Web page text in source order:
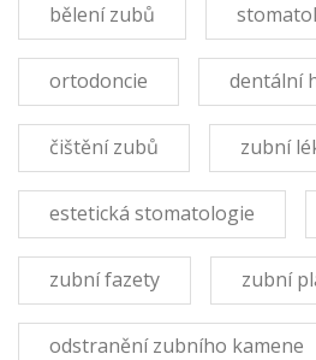
bělení zubů
ortodoncie dentální
čištění zubů zubní
estetická stomatologie
zubní fazety zubní
odstranění zubního kamene